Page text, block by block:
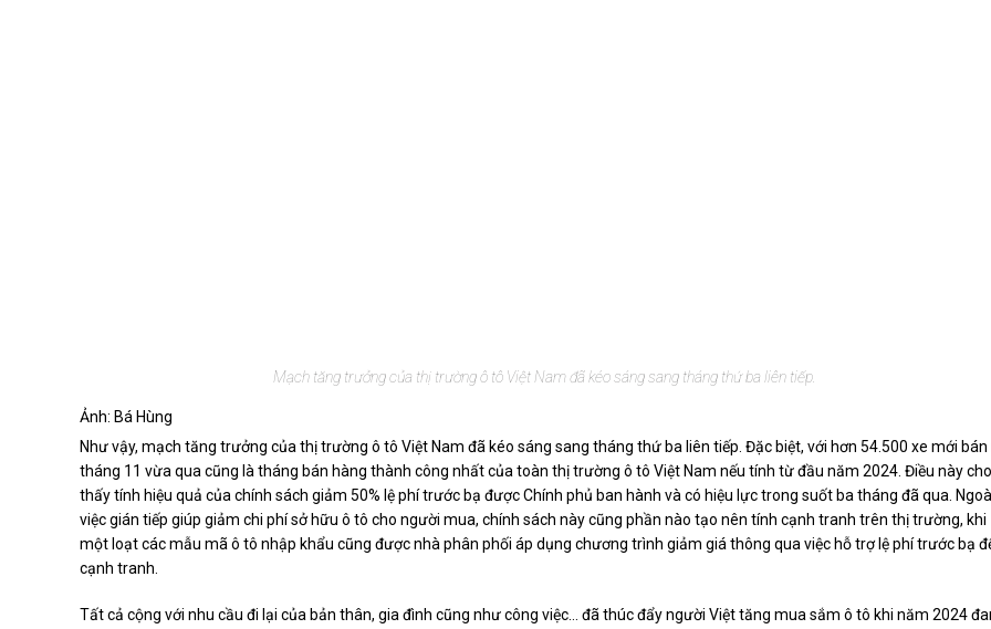
Mạch tăng trưởng của thị trường ô tô Việt Nam đã kéo sáng sang tháng thứ ba liên tiếp.
Ảnh: Bá Hùng
Như vậy, mạch tăng trưởng của thị trường ô tô Việt Nam đã kéo sáng sang tháng thứ ba liên tiếp. Đặc biệt, với hơn 54.500 xe mới bán
tháng 11 vừa qua cũng là tháng bán hàng thành công nhất của toàn thị trường ô tô Việt Nam nếu tính từ đầu năm 2024. Điều này cho
thấy tính hiệu quả của chính sách giảm 50% lệ phí trước bạ được Chính phủ ban hành và có hiệu lực trong suốt ba tháng đã qua.
việc gián tiếp giúp giảm chi phí sở hữu ô tô cho người mua, chính sách này cũng phần nào tạo nên tính cạnh tranh trên thị trường, khi
một loạt các mẫu mã ô tô nhập khẩu cũng được nhà phân phối áp dụng chương trình giảm giá thông qua việc hỗ trợ lệ phí trước bạ
cạnh tranh.
Tất cả cộng với nhu cầu đi lại của bản thân, gia đình cũng như công việc… đã thúc đẩy người Việt tăng mua sắm ô tô khi năm 2024